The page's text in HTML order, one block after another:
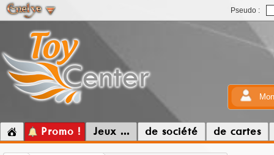
Pseudo :
Promo ! Jeux ... de société de cartes